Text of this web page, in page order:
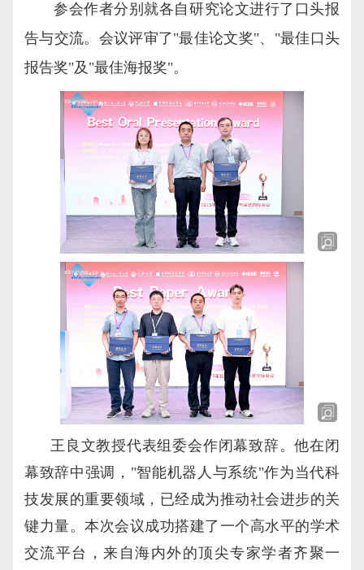
参会作者分别就各自研究论文进行了口头报
告与交流。会议评审了"最佳论文奖"、"最佳口头
报告奖"及"最佳海报奖"。
王良文教授代表组委会作闭幕致辞。他在闭
幕致辞中强调，"智能机器人与系统"作为当代科
技发展的重要领域，已经成为推动社会进步的关
键力量。本次会议成功搭建了一个高水平的学术
交流平台，来自海内外的顶尖专家学者齐聚一